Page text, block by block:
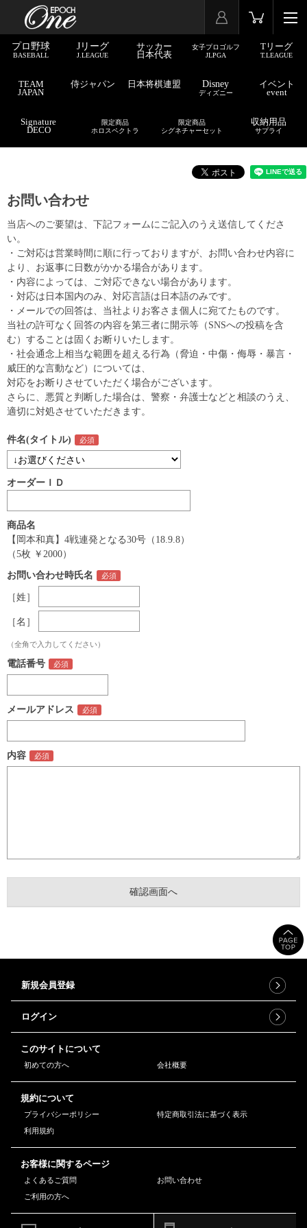
プロ野球
BASEBALL
Jリーグ
J.LEAGUE
サッカー
日本代表
女子プロゴルフ
JLPGA
Tリーグ
T.LEAGUE
TEAM
JAPAN
侍ジャパン 日本将棋連盟 Disney
ディズニー
イベント
event
Signature
DECO
限定商品
ホロスペクトラ
限定商品
シグネチャーセット
収納用品
サプライ
お問い合わせ
当店へのご要望は、下記フォームにご記入のうえ送信してくださ
い。
・ご対応は営業時間に順に行っておりますが、お問い合わせ内容に
より、お返事に日数がかかる場合があります。
・内容によっては、ご対応できない場合があります。
・対応は日本国内のみ、対応言語は日本語のみです。
・メールでの回答は、当社よりお客さま個人に宛てたものです。
当社の許可なく回答の内容を第三者に開示等（SNSへの投稿を含
む）することは固くお断りいたします。
・社会通念上相当な範囲を超える行為（脅迫・中傷・侮辱・暴言・
威圧的な言動など）については、
対応をお断りさせていただく場合がございます。
さらに、悪質と判断した場合は、警察・弁護士などと相談のうえ、
適切に対処させていただきます。
件名(タイトル)
オーダーＩＤ
商品名
【岡本和真】4戦連発となる30号（18.9.8）
（5枚 ￥2000）
お問い合わせ時氏名
［姓］
［名］
（全角で入力してください）
電話番号
メールアドレス
内容
新規会員登録
ログイン
このサイトについて
初めての方へ 会社概要
規約について
プライバシーポリシー
特定商取引法に基づく表示
利用規約
お客様に関するページ
よくあるご質問
お問い合わせ
ご利用の方へ